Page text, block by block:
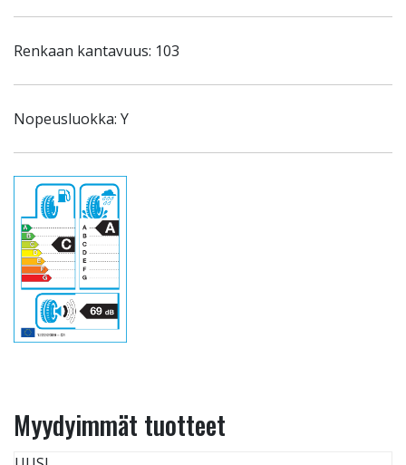
Renkaan kantavuus: 103
Nopeusluokka: Y
Myydyimmät tuotteet